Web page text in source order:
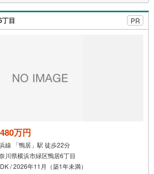
い公園が近くにございます！
7分のららぽーと横浜が便利です！
」ボタンよりご予約いただくとご見学がスムーズ
目 PR
万円
線 「鴨居」駅 徒歩22分
川県横浜市緑区鴨居6丁目
/ 2026年11月（築1年未満）